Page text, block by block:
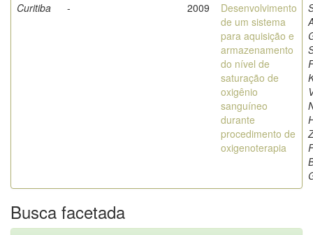
Curitiba - 2009
Desenvolvimento
de um sistema
para aquisição e
armazenamento
do nível de
saturação de
oxigênio
sanguíneo
durante
procedimento de
oxigenoterapia
Busca facetada